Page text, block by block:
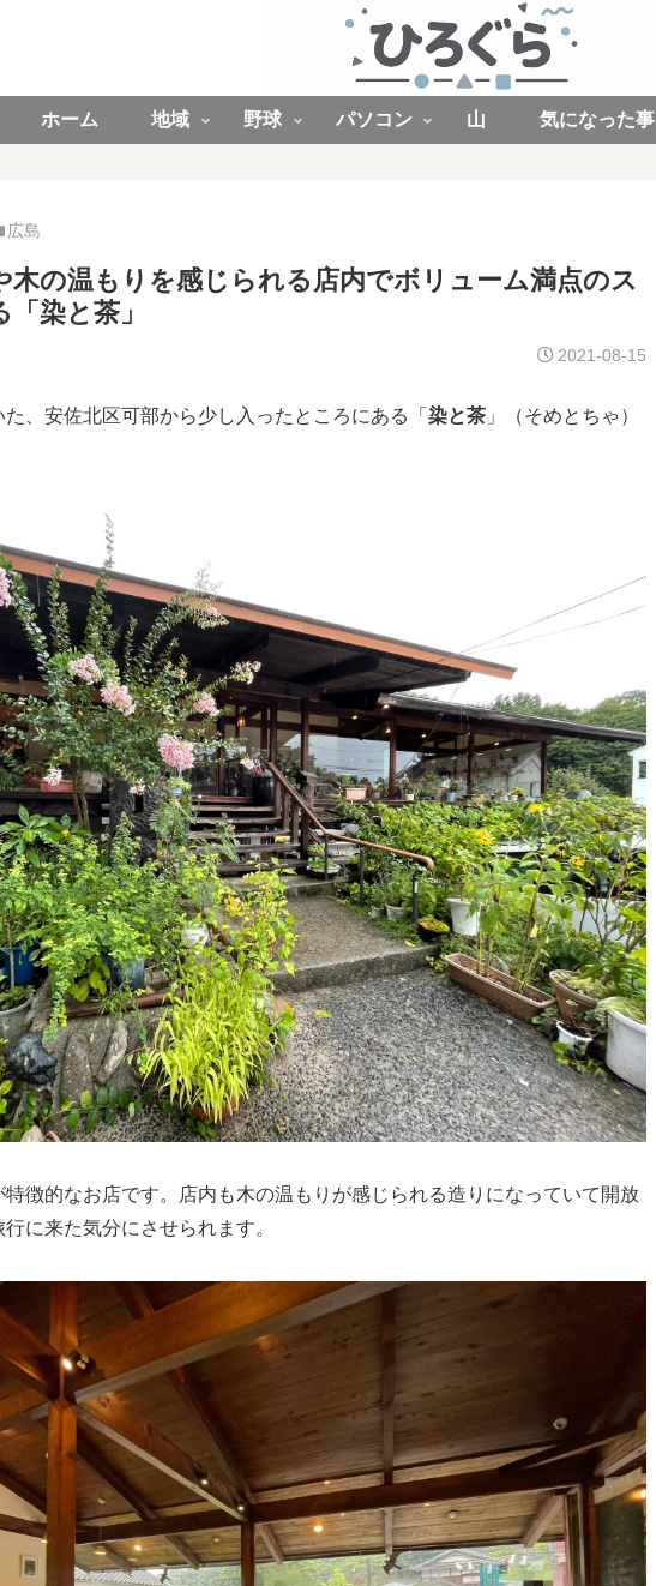
ホーム 地域 野球 パソコン 山 気になった事
広島
木の温もりを感じられる店内でボリューム満点のス
染と茶」
2021-08-15
、安佐北区可部から少し入ったところにある「 染と茶 」（そめとちゃ）
徴的なお店です。店内も木の温もりが感じられる造りになっていて開放
に来た気分にさせられます。